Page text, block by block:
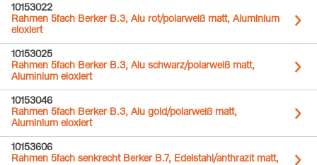
10153022
Rahmen 5fach Berker B.3, Alu rot/polarweiß matt, Aluminium
eloxiert
10153025
Rahmen 5fach Berker B.3, Alu schwarz/polarweiß matt,
Aluminium eloxiert
10153046
Rahmen 5fach Berker B.3, Alu gold/polarweiß matt,
Aluminium eloxiert
10153606
Rahmen 5fach senkrecht Berker B.7, Edelstahl/anthrazit matt,